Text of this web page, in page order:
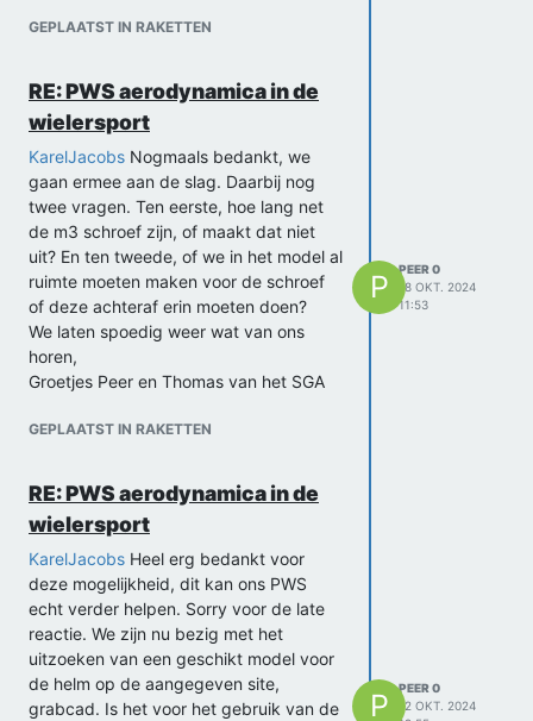
GEPLAATST IN RAKETTEN
RE: PWS aerodynamica in de
wielersport
KarelJacobs Nogmaals bedankt, we
gaan ermee aan de slag. Daarbij nog
twee vragen. Ten eerste, hoe lang net
de m3 schroef zijn, of maakt dat niet
uit? En ten tweede, of we in het model al
ruimte moeten maken voor de schroef
of deze achteraf erin moeten doen?
We laten spoedig weer wat van ons
horen,
Groetjes Peer en Thomas van het SGA
GEPLAATST IN RAKETTEN
P
PEER 0
18 OKT. 2024
11:53
RE: PWS aerodynamica in de
wielersport
KarelJacobs Heel erg bedankt voor
deze mogelijkheid, dit kan ons PWS
echt verder helpen. Sorry voor de late
reactie. We zijn nu bezig met het
uitzoeken van een geschikt model voor
de helm op de aangegeven site,
grabcad. Is het voor het gebruik van de
P
PEER 0
12 OKT. 2024